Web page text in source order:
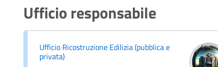
Ufficio responsabile
Ufficio Ricostruzione Edilizia (pubblica e
privata)